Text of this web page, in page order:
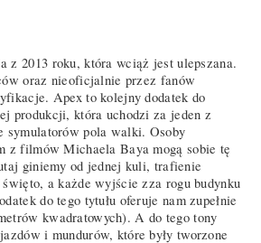
2013 roku, która wciąż jest ulepszana.
oraz nieoficjalnie przez fanów
Apex to kolejny dodatek do
produkcji, która uchodzi za jeden z
symulatorów pola walki. Osoby
z filmów Michaela Baya mogą sobie tę
giniemy od jednej kuli, trafienie
a każde wyjście zza rogu budynku
do tego tytułu oferuje nam zupełnie
kwadratowych). A do tego tony
i mundurów, które były tworzone